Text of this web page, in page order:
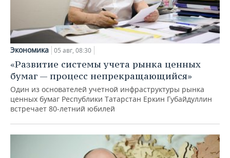
Экономика 05 авг, 08:30
«Развитие системы учета рынка ценных
бумаг — процесс непрекращающийся»
Один из основателей учетной инфраструктуры рынка
ценных бумаг Республики Татарстан Еркин Губайдуллин
встречает 80-летний юбилей